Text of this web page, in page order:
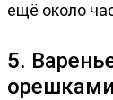
ещё около
5.
орешками